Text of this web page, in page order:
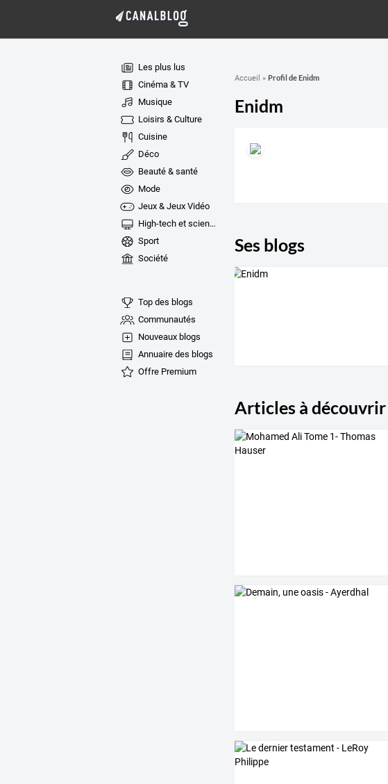
Les plus lus
Cinéma & TV
Musique
Loisirs & Culture
Cuisine
Déco
Beauté & santé
Mode
Jeux & Jeux Vidéo
High-tech et sciences
Sport
Société
Top des blogs
Communautés
Nouveaux blogs
Annuaire des blogs
Offre Premium
Accueil » Profil de Enidm
Enidm
Ses blogs
Articles à découvrir